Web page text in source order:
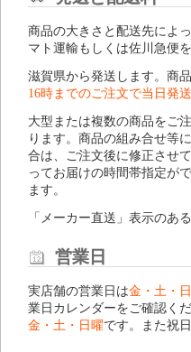
商品の大きさと配送先によ
マト運輸もしくは佐川急便
滋賀県から発送します。商
16時までのご注文で当日発
大型または複数の商品をご
ります。商品の組み合せ等
合は、ご注文後に修正させ
ってお届けの時間帯指定が
ます。
「メーカー直送」表示のあ
営業日
実店舗の営業日は金・土・
業日カレンダーをご確認く
金・土・日曜です。また祝